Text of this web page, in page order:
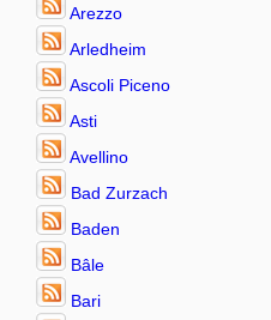
Arezzo
Arledheim
Ascoli Piceno
Asti
Avellino
Bad Zurzach
Baden
Bâle
Bari